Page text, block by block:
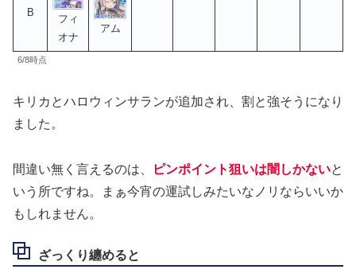
B
フィ
オナ
アム
6/8時点
キリカとハロウィンサランが追加され、割と強そうになり
ました。
間違い無く言えるのは、 ピンポイント狙いは闇しかないと
いう所ですね。まぁ今宵の運試しみたいなノリならいいか
もしれません。
ざっくり纏めると